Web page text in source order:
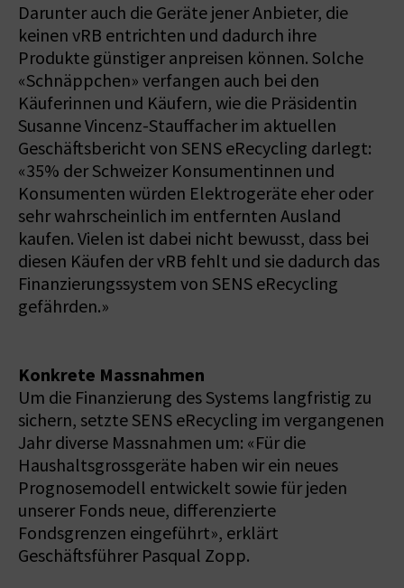
Darunter auch die Geräte jener Anbieter, die
keinen vRB entrichten und dadurch ihre
Produkte günstiger anpreisen können. Solche
«Schnäppchen» verfangen auch bei den
Käuferinnen und Käufern, wie die Präsidentin
Susanne Vincenz-Stauffacher im aktuellen
Geschäftsbericht von SENS eRecycling darlegt:
«35% der Schweizer Konsumentinnen und
Konsumenten würden Elektrogeräte eher oder
sehr wahrscheinlich im entfernten Ausland
kaufen. Vielen ist dabei nicht bewusst, dass bei
diesen Käufen der vRB fehlt und sie dadurch das
Finanzierungssystem von SENS eRecycling
gefährden.»
Konkrete Massnahmen
Um die Finanzierung des Systems langfristig zu
sichern, setzte SENS eRecycling im vergangenen
Jahr diverse Massnahmen um: «Für die
Haushaltsgrossgeräte haben wir ein neues
Prognosemodell entwickelt sowie für jeden
unserer Fonds neue, differenzierte
Fondsgrenzen eingeführt», erklärt
Geschäftsführer Pasqual Zopp.